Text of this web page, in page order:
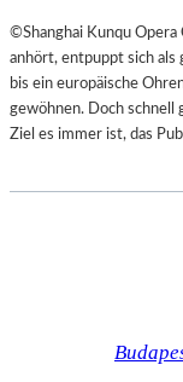
©Shanghai Kunqu Opera
anhört, entpuppt sich als
bis ein europäische
gewöhnen. Doch schnell
Ziel es immer ist, das